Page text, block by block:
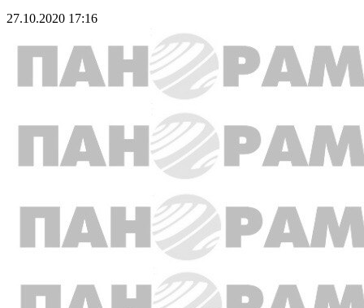
27.10.2020 17:16